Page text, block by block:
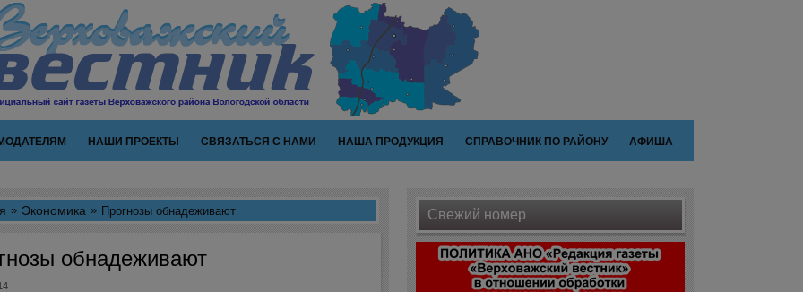
НАШИ ПРОЕКТЫ СВЯЗАТЬСЯ С НАМИ НАША ПРОДУКЦИЯ СПРАВОЧНИК ПО РАЙОНУ АФИША
Экономика Прогнозы обнадеживают
обнадеживают
Свежий номер